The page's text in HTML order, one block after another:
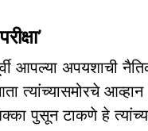
आपल्या अपयशाची
त्यांच्यासमोरचे
पुसून टाकणे हे